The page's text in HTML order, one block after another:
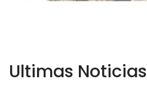
Ultimas Noticias